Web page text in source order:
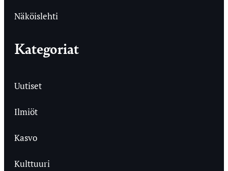
Näköislehti
Kategoriat
Uutiset
Ilmiöt
Kasvo
Kulttuuri